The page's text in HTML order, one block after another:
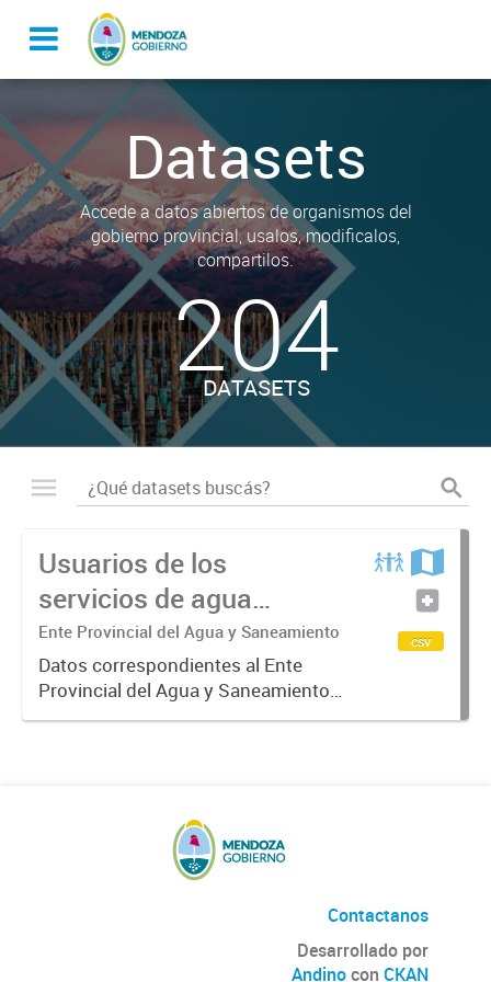
Datasets
Accede a datos abiertos de organismos del
gobierno provincial, usalos, modificalos,
compartilos.
204
DATASETS
Usuarios de los
servicios de agua
potable y cloacas
Ente Provincial del Agua y Saneamiento
Datos correspondientes al Ente
Provincial del Agua y Saneamiento
de Mendoza sobre las cuentas que
csv
Contactanos
Desarrollado por
Andinocon CKAN